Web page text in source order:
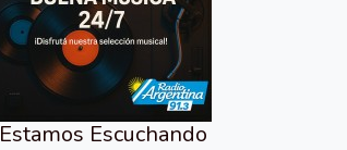
Estamos Escuchando